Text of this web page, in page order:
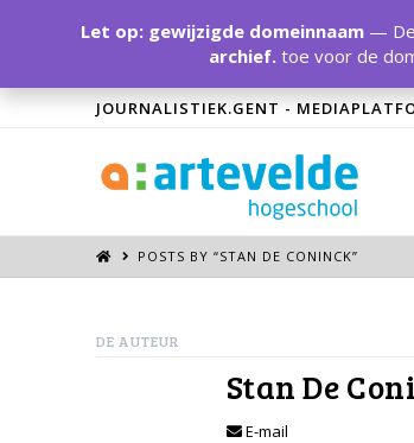
JOURNALISTIEK.GENT -
POSTS BY “STAN DE CONINCK”
DE AUTEUR
Stan De
E-mail
Let op: gewijzigde domeinnaam— De
archief.toe voor de